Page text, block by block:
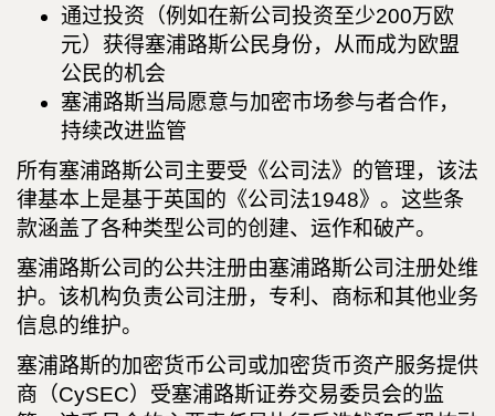
通过投资（例如在新公司投资至少200万欧
元）获得塞浦路斯公民身份，从而成为欧盟
公民的机会
塞浦路斯当局愿意与加密市场参与者合作，
持续改进监管
所有塞浦路斯公司主要受《公司法》的管理，该法
律基本上是基于英国的《公司法1948》。这些条
款涵盖了各种类型公司的创建、运作和破产。
塞浦路斯公司的公共注册由塞浦路斯公司注册处维
护。该机构负责公司注册，专利、商标和其他业务
信息的维护。
塞浦路斯的加密货币公司或加密货币资产服务提供
商（CySEC）受塞浦路斯证券交易委员会的监